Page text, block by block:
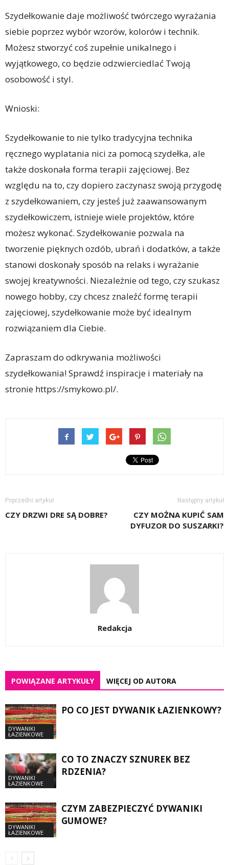
Szydełkowanie daje możliwość twórczego wyrażania
siebie poprzez wybór wzorów, kolorów i technik.
Możesz stworzyć coś zupełnie unikalnego i
wyjątkowego, co będzie odzwierciedlać Twoją
osobowość i styl.
Wnioski:
Szydełkowanie to nie tylko tradycyjna technika
ręcznego wyplatania nici za pomocą szydełka, ale
także doskonała forma terapii zajęciowej. Bez
względu na to, czy dopiero zaczynasz swoją przygodę
z szydełkowaniem, czy jesteś już zaawansowanym
szydełkowiczem, istnieje wiele projektów, które
możesz wykonać. Szydełkowanie pozwala na
tworzenie pięknych ozdób, ubrań i dodatków, a także
stanowi doskonały sposób na relaks i wyrażanie
swojej kreatywności. Niezależnie od tego, czy szukasz
nowego hobby, czy chcesz znaleźć formę terapii
zajęciowej, szydełkowanie może być idealnym
rozwiązaniem dla Ciebie.
Zapraszam do odkrywania możliwości
szydełkowania! Sprawdź inspiracje i materiały na
stronie https://smykowo.pl/.
Poprzedni artykuł
CZY DRZWI DRE SĄ DOBRE?
Następny artykuł
CZY MOŻNA KUPIĆ SAM
DYFUZOR DO SUSZARKI?
Redakcja
POWIĄZANE ARTYKUŁY WIĘCEJ OD AUTORA
DYWANIKI
ŁAZIENKOWE
PO CO JEST DYWANIK ŁAZIENKOWY?
DYWANIKI
ŁAZIENKOWE
CO TO ZNACZY SZNUREK BEZ
RDZENIA?
DYWANIKI
ŁAZIENKOWE
CZYM ZABEZPIECZYĆ DYWANIKI
GUMOWE?